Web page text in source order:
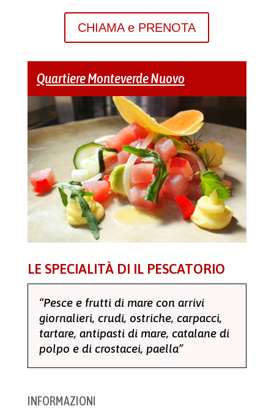
CHIAMA e PRENOTA
Quartiere Monteverde Nuovo
LE SPECIALITÀ DI IL PESCATORIO
“Pesce e frutti di mare con arrivi
giornalieri, crudi, ostriche, carpacci,
tartare, antipasti di mare, catalane di
polpo e di crostacei, paella”
INFORMAZIONI